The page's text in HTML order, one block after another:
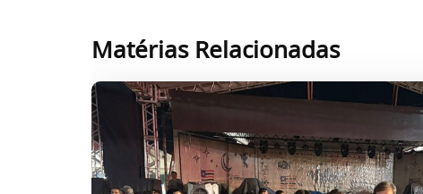
Matérias Relacionadas